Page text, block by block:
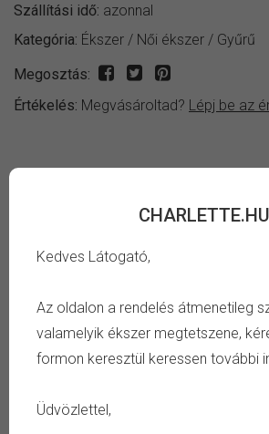
CHARLETTE.HU
Kedves Látogató,
Az oldalon a rendelés átmenetileg
valamelyik ékszer megtetszene,
formon keresztül keressen további
Üdvözlettel,
Szállítási idő: azonnal
Kategória: Ékszer / Női ékszer / Gyűrű
Megosztás:
Értékelés: Megvásároltad? Lépj be az
és azonnal megtudod, hogy mi a
szükséged van. Tájékozódj agyűrű